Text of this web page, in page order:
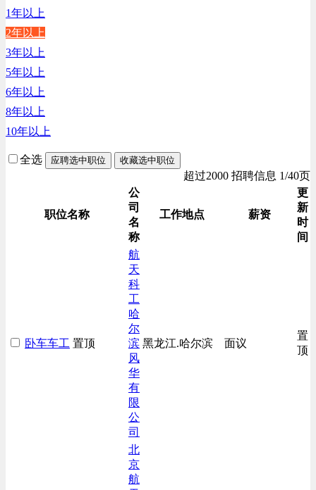
1年以上
2年以上
3年以上
5年以上
6年以上
8年以上
10年以上
全选 应聘选中职位 收藏选中职位
超过2000 招聘信息 1/40页
职位名称
公
司
名
称
工作地点 薪资
更
新
时
间
卧车车工 置顶
航
天
科
工
哈
尔
滨
风
华
有
限
公
司
黑龙江.哈尔滨 面议
置
顶
北
京
航